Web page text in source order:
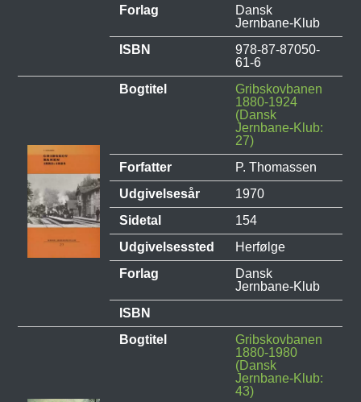
Forlag
Dansk
Jernbane-Klub
ISBN
978-87-87050-
61-6
Bogtitel
Gribskovbanen
1880-1924
(Dansk
Jernbane-Klub:
27)
Forfatter
P. Thomassen
Udgivelsesår
1970
Sidetal
154
Udgivelsessted
Herfølge
Forlag
Dansk
Jernbane-Klub
ISBN
Bogtitel
Gribskovbanen
1880-1980
(Dansk
Jernbane-Klub:
43)